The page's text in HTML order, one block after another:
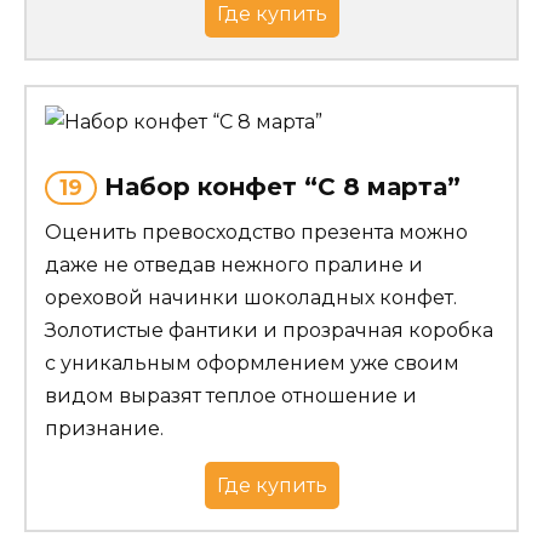
Где купить
19 Набор конфет “С 8 марта”
Оценить превосходство презента можно
даже не отведав нежного пралине и
ореховой начинки шоколадных конфет.
Золотистые фантики и прозрачная коробка
с уникальным оформлением уже своим
видом выразят теплое отношение и
признание.
Где купить